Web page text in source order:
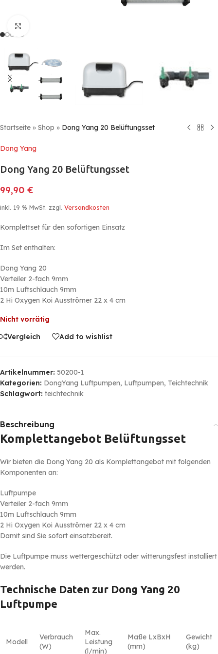
Startseite » Shop » Dong Yang 20 Belüftungsset
Dong Yang
Dong Yang 20 Belüftungsset
99,90 €
inkl. 19 % MwSt. zzgl. Versandkosten
Komplettset für den sofortigen Einsatz
Im Set enthalten:
Dong Yang 20
Verteiler 2-fach 9mm
10m Luftschlauch 9mm
2 Hi Oxygen Koi Ausströmer 22 x 4 cm
Nicht vorrätig
Vergleich
Add to wishlist
Artikelnummer: 50200-1
Kategorien: DongYang Luftpumpen, Luftpumpen, Teichtechnik
Schlagwort: teichtechnik
Beschreibung
Komplettangebot Belüftungsset
Wir bieten die Dong Yang 20 als Komplettangebot mit folgenden
Komponenten an:
Luftpumpe
Verteiler 2-fach 9mm
10m Luftschlauch 9mm
2 Hi Oxygen Koi Ausströmer 22 x 4 cm
Damit sind Sie sofort einsatzbereit.
Die Luftpumpe muss wettergeschützt oder witterungsfest installiert
werden.
Technische Daten zur Dong Yang 20
Luftpumpe
Modell
Verbrauch
(W)
Max.
Leistung
(l/min)
Maße LxBxH
(mm)
Gewicht
(kg)